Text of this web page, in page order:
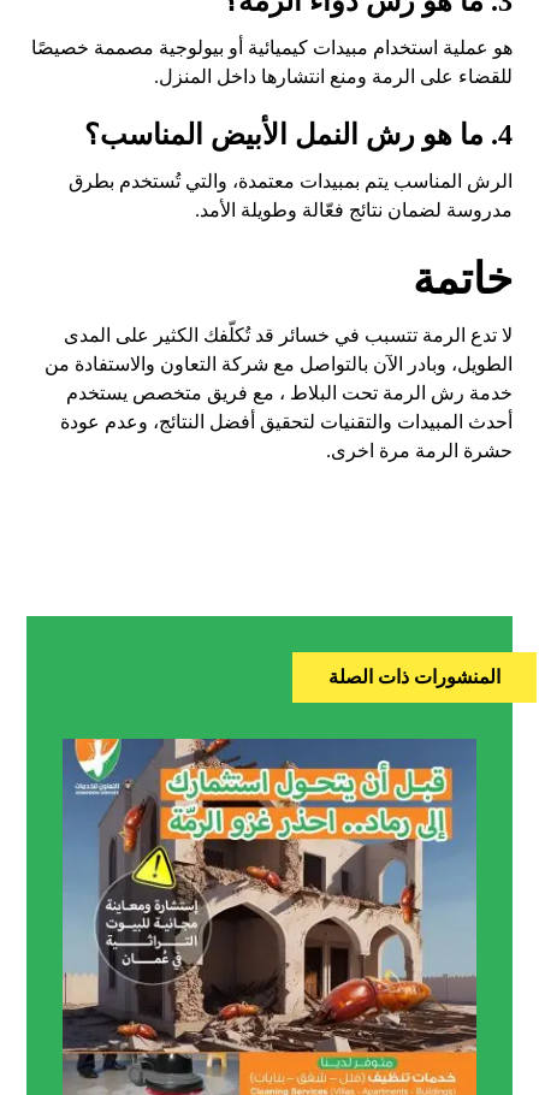
هو عملية استخدام مبيدات كيميائية أو بيولوجية مصممة خصيصًا
للقضاء على الرمة ومنع انتشارها داخل المنزل.
4. ما هو رش النمل الأبيض المناسب؟
الرش المناسب يتم بمبيدات معتمدة، والتي تُستخدم بطرق
مدروسة لضمان نتائج فعّالة وطويلة الأمد.
خاتمة
لا تدع الرمة تتسبب في خسائر قد تُكلّفك الكثير على المدى
الطويل، وبادر الآن بالتواصل مع شركة التعاون والاستفادة من
خدمة رش الرمة تحت البلاط ، مع فريق متخصص يستخدم
أحدث المبيدات والتقنيات لتحقيق أفضل النتائج، وعدم عودة
حشرة الرمة مرة اخرى.
المنشورات ذات الصلة